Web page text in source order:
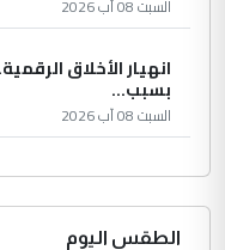
السبت 08 آب 2026
انهيار الأخلاق
بسبب...
السبت 08 آب 2026
الطقس اليوم